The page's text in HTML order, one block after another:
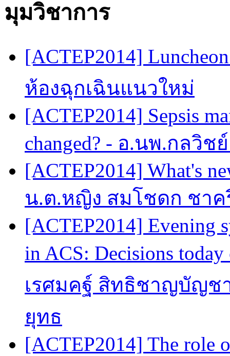
มุมวิชาการ
[ACTEP2014]
ห้องฉุกเฉินแนวใหม่
[ACTEP2014] Sepsis
changed? - อ.นพ.กลวิช
[ACTEP2014] What's
น.ต.หญิง สมโชดก ชาค
[ACTEP2014] Evening
in ACS: Decisions
เรศมคฐ์ สิทธิชาญบัญช
ยุทธ
[ACTEP2014] The role